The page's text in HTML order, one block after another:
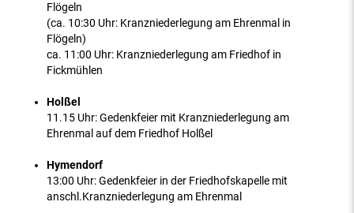
Flögeln
(ca. 10:30 Uhr: Kranzniederlegung am Ehrenmal in
Flögeln)
ca. 11:00 Uhr: Kranzniederlegung am Friedhof in
Fickmühlen
Holßel
11.15 Uhr: Gedenkfeier mit Kranzniederlegung am
Ehrenmal auf dem Friedhof Holßel
Hymendorf
13:00 Uhr: Gedenkfeier in der Friedhofskapelle mit
anschl.Kranzniederlegung am Ehrenmal